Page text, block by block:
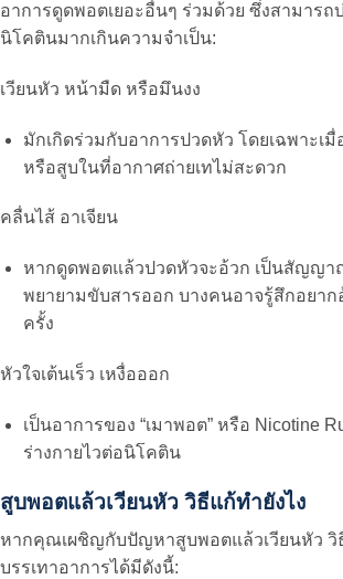
อาการดูดพอตเยอะอื่นๆ ร่วมด้วย ซึ่งสามารถ
นิโคตินมากเกินความจำเป็น:
เวียนหัว หน้ามืด หรือมึนงง
มักเกิดร่วมกับอาการปวดหัว โดยเฉพาะเ
หรือสูบในที่อากาศถ่ายเทไม่สะดวก
คลื่นไส้ อาเจียน
หากดูดพอตแล้วปวดหัวจะอ้วก เป็นสัญญา
พยายามขับสารออก บางคนอาจรู้สึกอยาก
ครั้ง
หัวใจเต้นเร็ว เหงื่อออก
เป็นอาการของ “เมาพอต” หรือ Nicotine
ร่างกายไวต่อนิโคติน
สูบพอตแล้วเวียนหัว วิธีแก้ทำยังไง
หากคุณเผชิญกับปัญหาสูบพอตแล้วเวียนหัว วิ
บรรเทาอาการได้มีดังนี้: